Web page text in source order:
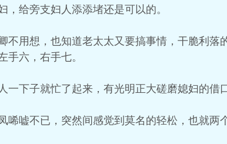
，给旁支妇人添添堵还是可以的。
不用想，也知道老太太又要搞事情，干脆利
手六，右手七。
一下子就忙了起来，有光明正大磋磨媳妇的借
唏嘘不已，突然间感觉到莫名的轻松，也就两